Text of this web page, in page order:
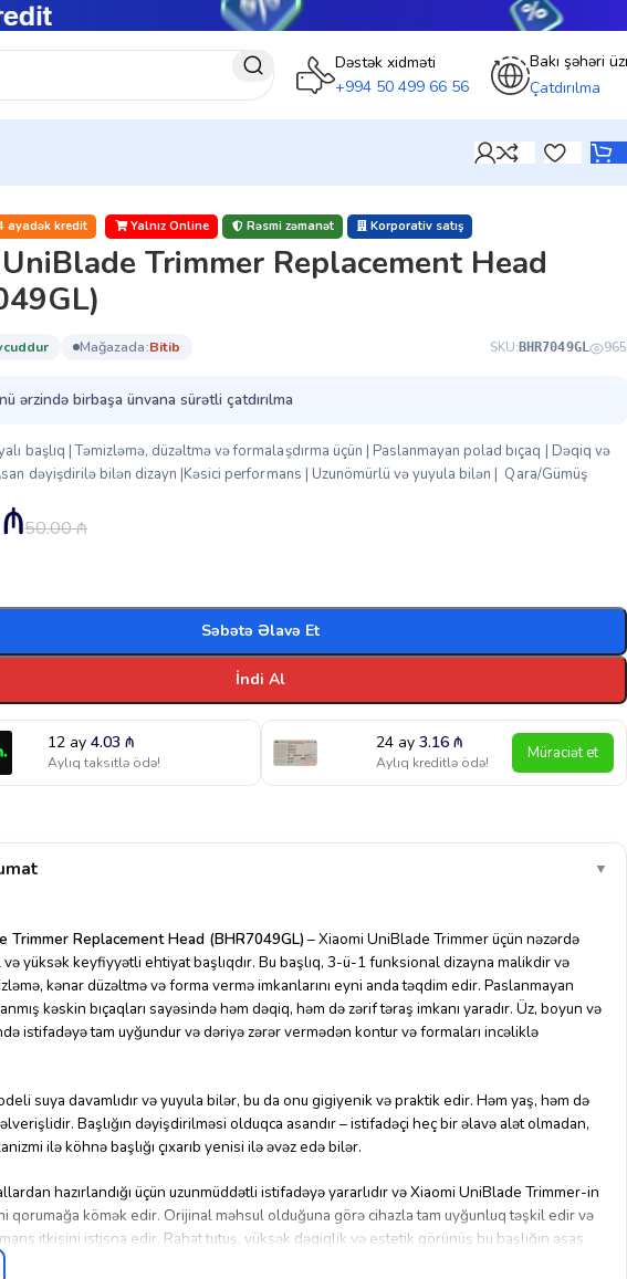
Dəstək xidməti
+994 50 499 66 56
Bakı şəhəri
Çatdırılma
ayadək kredit Yalnız Online Rəsmi zəmanət Korporativ satış
Trimmer Replacement Head
mağazada: bi̇ti̇b SKU:BHR7049GL 965
ərzində birbaşa ünvana sürətli çatdırılma
başlıq | Təmizləmə, düzəltmə və formalaşdırma üçün | Paslanmayan polad bıçaq | Dəqiq və
dəyişdirilə bilən dizayn |Kəsici performans | Uzunömürlü və yuyula bilən | Qara/Gümüş
50.00₼
₼
Səbətə Əlavə Et
İndi Al
12 ay4.03₼
Aylıq taksitlə ödə!
24 ay3.16₼
Aylıq kreditlə ödə! Müraciət et
▼
Trimmer Replacement Head (BHR7049GL) – Xiaomi UniBlade Trimmer üçün nəzərdə
yüksək keyfiyyətli ehtiyat başlıqdır. Bu başlıq, 3-ü-1 funksional dizayna malikdir və
kənar düzəltmə və forma vermə imkanlarını eyni anda təqdim edir. Paslanmayan
kəskin bıçaqları sayəsində həm dəqiq, həm də zərif təraş imkanı yaradır. Üz, boyun və
istifadəyə tam uyğundur və dəriyə zərər vermədən kontur və formaları incəliklə
suya davamlıdır və yuyula bilər, bu da onu gigiyenik və praktik edir. Həm yaş, həm də
Başlığın dəyişdirilməsi olduqca asandır – istifadəçi heç bir əlavə alət olmadan,
ilə köhnə başlığı çıxarıb yenisi ilə əvəz edə bilər.
hazırlandığı üçün uzunmüddətli istifadəyə yararlıdır və Xiaomi UniBlade Trimmer-in
qorumağa kömək edir. Orijinal məhsul olduğuna görə cihazla tam uyğunluq təşkil edir və
itkisini istisna edir. Rahat tutuş, yüksək dəqiqlik və estetik görünüş bu başlığın əsas